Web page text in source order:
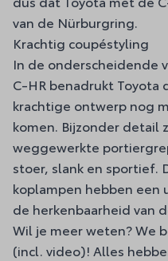
van de Nürburgring.
Krachtig coupéstyling
In de onderscheidende
C-HR benadrukt Toyota
krachtige ontwerp nog
komen. Bijzonder detail
weggewerkte
stoer, slank en sportief.
koplampen hebben een
de herkenbaarheid van
Wil je meer weten? We
(incl. video)! Alles